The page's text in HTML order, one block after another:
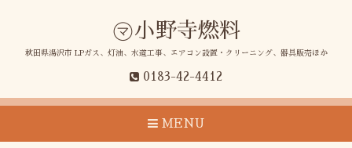
㋮小野寺燃料
秋田県湯沢市 LPガス、灯油、水道工事、エアコン設置・クリーニング、器具販売ほか
0183-42-4412
MENU